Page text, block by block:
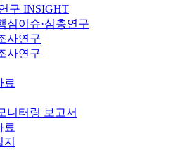
구 INSIGHT
심이슈·심층연구
사연구
사연구
료
니터링 보고서
료